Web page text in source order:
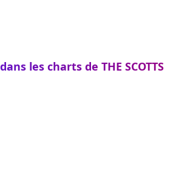
les charts de THE SCOTTS